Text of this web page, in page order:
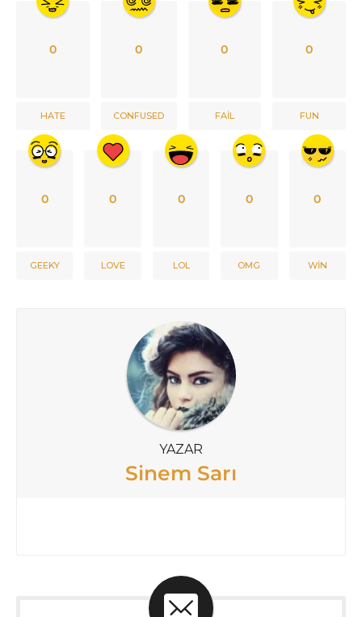
0
HATE
0
CONFUSED
0
FAIL
0
FUN
0
GEEKY
0
LOVE
0
LOL
0
OMG
0
WIN
YAZAR
Sinem Sarı